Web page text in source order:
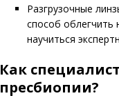
Разгрузочные
способ облегчить
научиться
Как
пресбиопии?